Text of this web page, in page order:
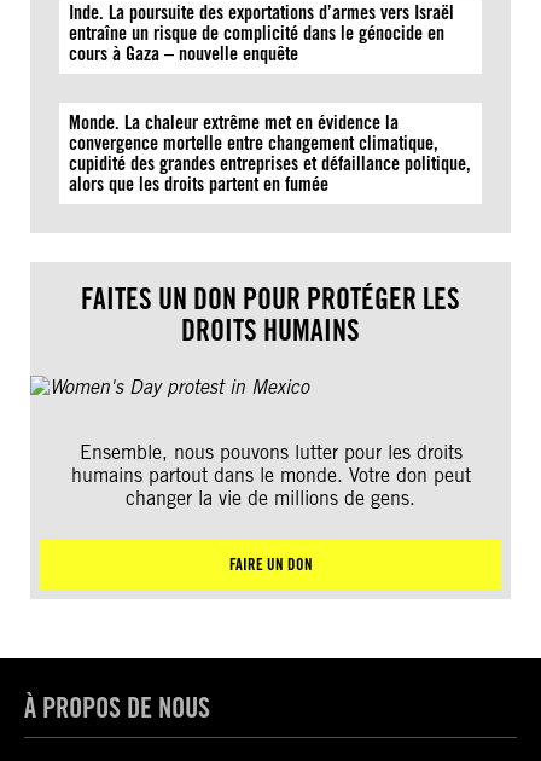
Inde. La poursuite des exportations d’armes vers Israël
entraîne un risque de complicité dans le génocide en
cours à Gaza – nouvelle enquête
Monde. La chaleur extrême met en évidence la
convergence mortelle entre changement climatique,
cupidité des grandes entreprises et défaillance politique,
alors que les droits partent en fumée
FAITES UN DON POUR PROTÉGER LES
DROITS HUMAINS
Ensemble, nous pouvons lutter pour les droits
humains partout dans le monde. Votre don peut
changer la vie de millions de gens.
FAIRE UN DON
À PROPOS DE NOUS